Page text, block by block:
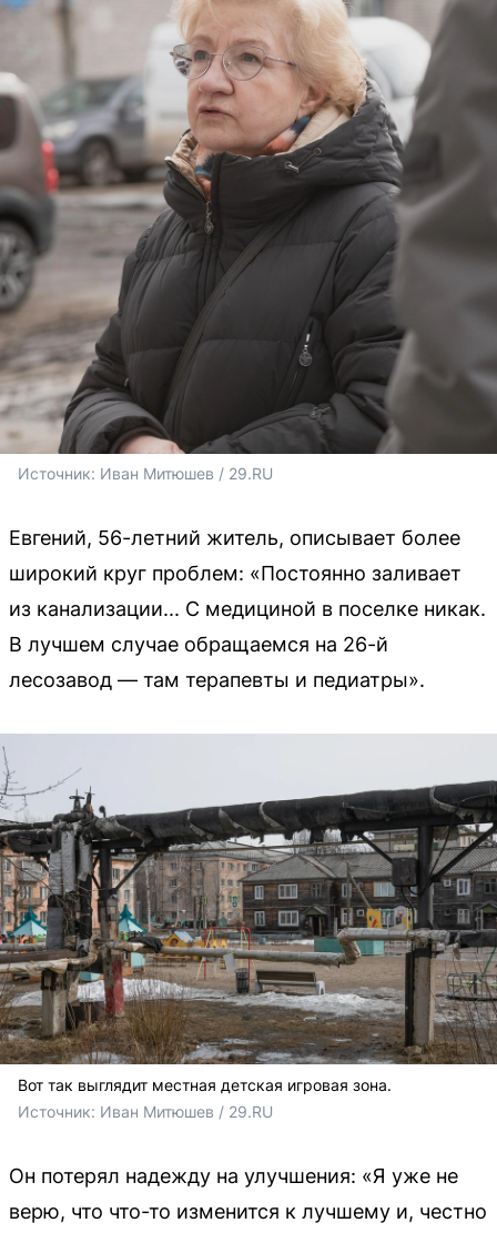
Источник: Иван Митюшев / 29.RU
Евгений, 56-летний житель, описывает более
широкий круг проблем: «Постоянно заливает
из канализации... С медициной в поселке никак.
В лучшем случае обращаемся на 26-й
лесозавод — там терапевты и педиатры».
Вот так выглядит местная детская игровая зона.
Источник: Иван Митюшев / 29.RU
Он потерял надежду на улучшения: «Я уже не
верю, что что-то изменится к лучшему и, честно